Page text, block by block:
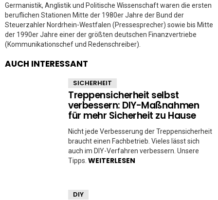
Germanistik, Anglistik und Politische Wissenschaft waren die ersten
beruflichen Stationen Mitte der 1980er Jahre der Bund der
Steuerzahler Nordrhein-Westfalen (Pressesprecher) sowie bis Mitte
der 1990er Jahre einer der größten deutschen Finanzvertriebe
(Kommunikationschef und Redenschreiber).
AUCH INTERESSANT
SICHERHEIT
Treppensicherheit selbst
verbessern: DIY-Maßnahmen
für mehr Sicherheit zu Hause
Nicht jede Verbesserung der Treppensicherheit
braucht einen Fachbetrieb. Vieles lässt sich
auch im DIY-Verfahren verbessern. Unsere
Tipps. WEITERLESEN
DIY